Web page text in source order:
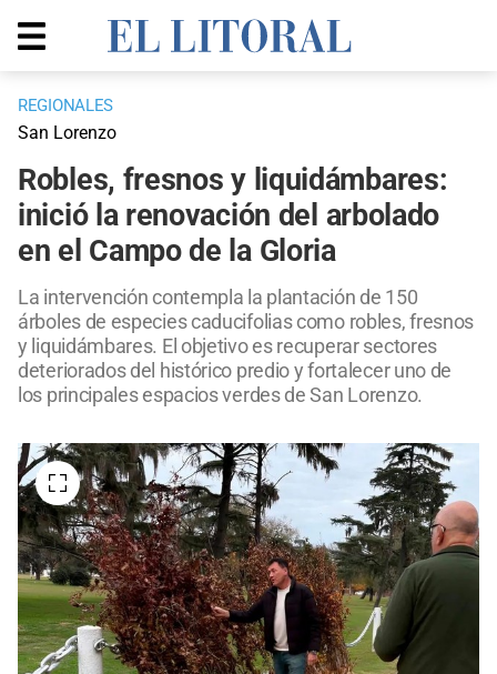
REGIONALES
San Lorenzo
Robles, fresnos y liquidámbares:
inició la renovación del arbolado
en el Campo de la Gloria
La intervención contempla la plantación de 150
árboles de especies caducifolias como robles, fresnos
y liquidámbares. El objetivo es recuperar sectores
deteriorados del histórico predio y fortalecer uno de
los principales espacios verdes de San Lorenzo.